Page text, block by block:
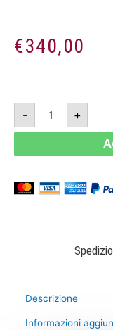
€340,00
-
Montevetrano
2011
3L
-
quantità
+
Descrizione
Informazioni